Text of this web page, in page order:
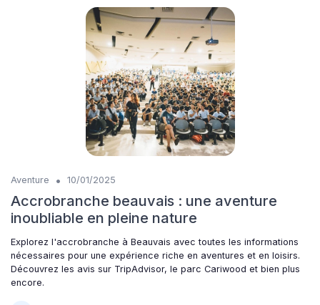
Aventure • 10/01/2025
Accrobranche beauvais : une aventure
inoubliable en pleine nature
Explorez l'accrobranche à Beauvais avec toutes les informations
nécessaires pour une expérience riche en aventures et en loisirs.
Découvrez les avis sur TripAdvisor, le parc Cariwood et bien plus
encore.